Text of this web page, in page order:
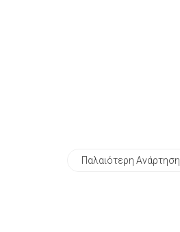
Παλαιότερη Ανάρτηση